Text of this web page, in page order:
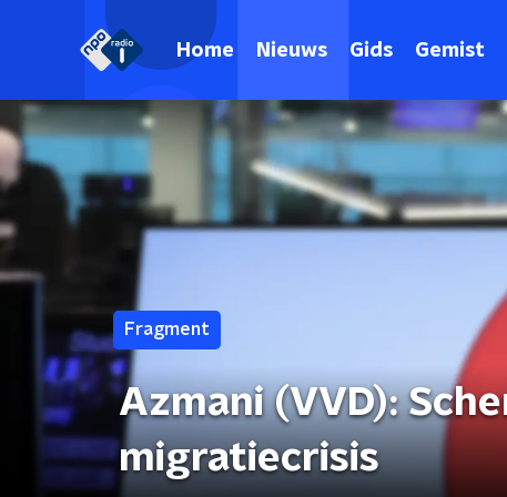
Home Nieuws Gids Gemist
Fragment
Azmani (VVD):
migratiecrisis